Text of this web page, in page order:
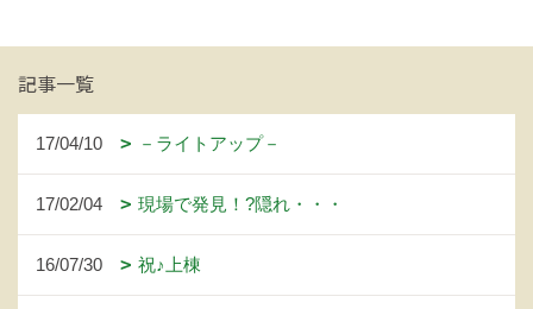
記事一覧
17/04/10 －ライトアップ－
17/02/04 現場で発見！?隠れ・・・
16/07/30 祝♪上棟